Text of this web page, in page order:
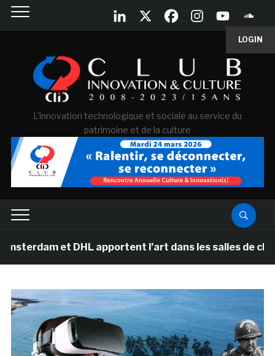
LOGIN
L'innovation technologique et sociale au service du
patrimoine et de la culture
et DHL apportent l’art dans les salles de classe des